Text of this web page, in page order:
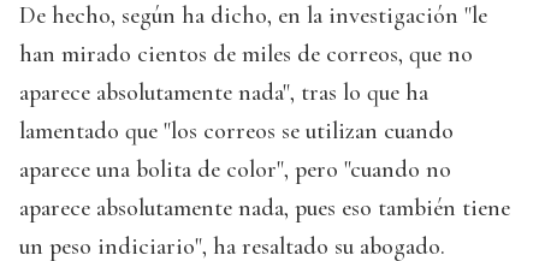
De hecho, según ha dicho, en la investigación "le
han mirado cientos de miles de correos, que no
aparece absolutamente nada", tras lo que ha
lamentado que "los correos se utilizan cuando
aparece una bolita de color", pero "cuando no
aparece absolutamente nada, pues eso también tiene
un peso indiciario", ha resaltado su abogado.